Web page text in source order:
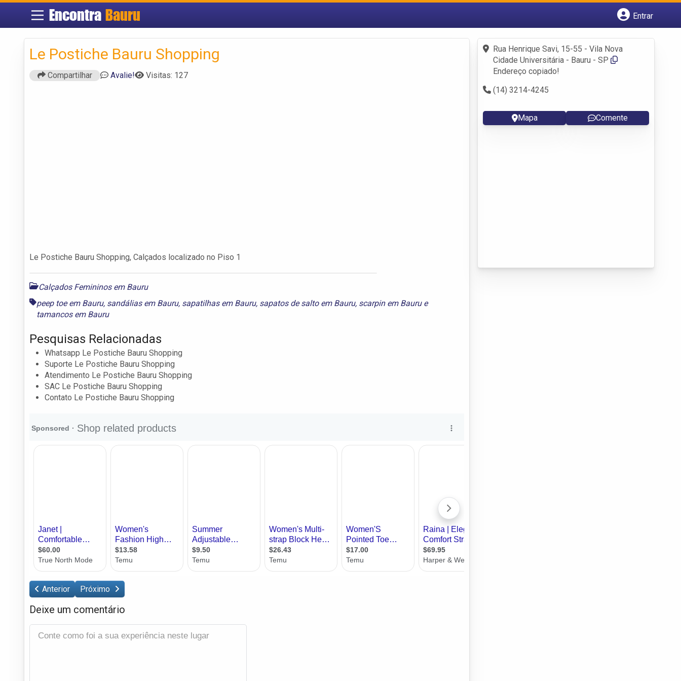
EncontraBauru
Entrar
Fazer login
Criar conta
Le Postiche Bauru Shopping
Compartilhar Avalie! Visitas: 127
Le Postiche Bauru Shopping, Calçados localizado no Piso 1
Calçados Femininos em Bauru
peep toe em Bauru, sandálias em Bauru, sapatilhas em Bauru, sapatos de salto em Bauru, scarpin em Baurue
tamancos em Bauru
Pesquisas Relacionadas
Whatsapp Le Postiche Bauru Shopping
Suporte Le Postiche Bauru Shopping
Atendimento Le Postiche Bauru Shopping
SAC Le Postiche Bauru Shopping
Contato Le Postiche Bauru Shopping
Anterior Próximo
Deixe um comentário
Rua Henrique Savi, 15-55 - Vila Nova
Cidade Universitária - Bauru - SP
Endereço copiado!
(14) 3214-4245
Mapa Comente